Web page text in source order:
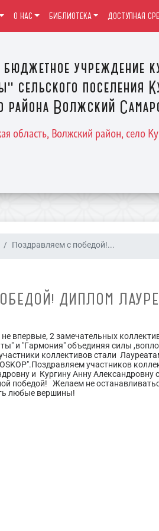
учреждение
сельского поселения
района Волжский
область, Волжский район, село
О НАС БИБЛИОТЕКА ДОСТУПНАЯ
Поздравляем с победой!...
ДИПЛОМ
не впервые, 2 замечательных
и "Гармония" объединяя силы
коллективов стали
участников
и Кургину Анну
победой! Желаем не
любые вершины!